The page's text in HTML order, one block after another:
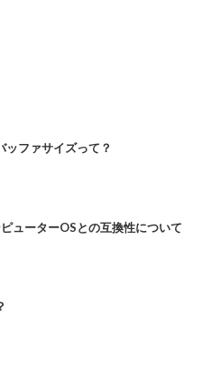
ッファサイズって？
ューターOSとの互換性について